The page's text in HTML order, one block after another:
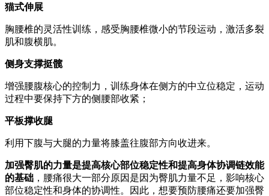
猫式伸展
胸腰椎的灵活性训练，感受胸腰椎微小的节段运动，激活多裂
肌和腹横肌。
侧身支撑挺髋
增强腰腹核心的控制力，训练身体在侧方的中立位稳定，运动
过程中要保持下方的侧腰部收紧；
平板撑收腿
利用下腹与大腿的力量将膝盖往腹部方向收进来。
加强臀肌的力量是提高核心部位稳定性和提高身体协调链效能
的基础 ，腰痛很大一部分原因是因为臀肌力量不足，影响核心
部位稳定性和身体的协调性。因此，想要预防腰痛还要加强臀